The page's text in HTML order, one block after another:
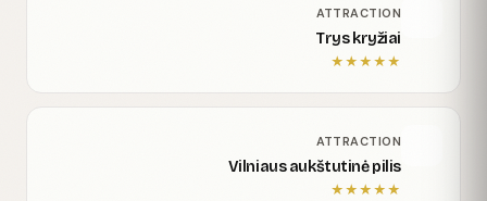
ATTRACTION
Trys kryžiai
★
★
★
★
★
ATTRACTION
Vilniaus aukštutinė pilis
★
★
★
★
★